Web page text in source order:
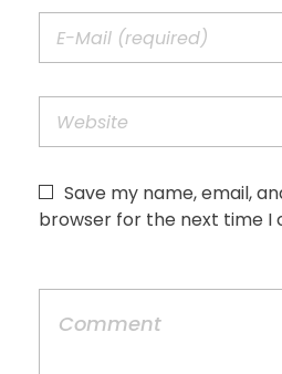
Save my name, email,
browser for the next time I